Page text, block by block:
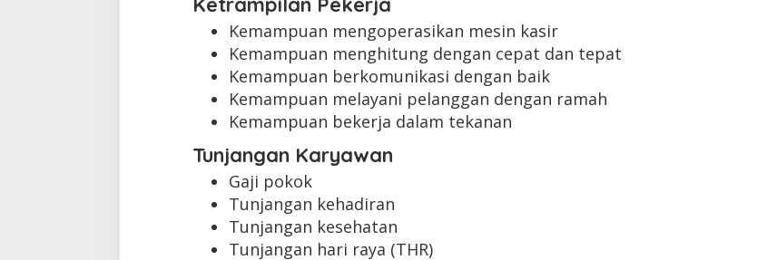
Kemampuan mengoperasikan mesin kasir
Kemampuan menghitung dengan cepat dan tepat
Kemampuan berkomunikasi dengan baik
Kemampuan melayani pelanggan dengan ramah
Kemampuan bekerja dalam tekanan
Tunjangan Karyawan
Gaji pokok
Tunjangan kehadiran
Tunjangan kesehatan
Tunjangan hari raya (THR)